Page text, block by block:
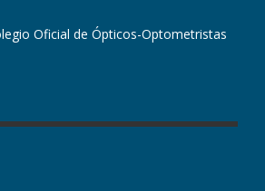
Oficial de Ópticos-Optometristas